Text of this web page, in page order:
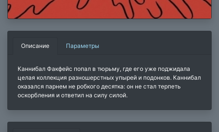
Описание Параметры
Каннибал Факфейс попал в тюрьму, где его уже поджидала
целая коллекция разношерстных упырей и подонков. Каннибал
оказался парнем не робкого десятка: он не стал терпеть
оскорбления и ответил на силу силой.